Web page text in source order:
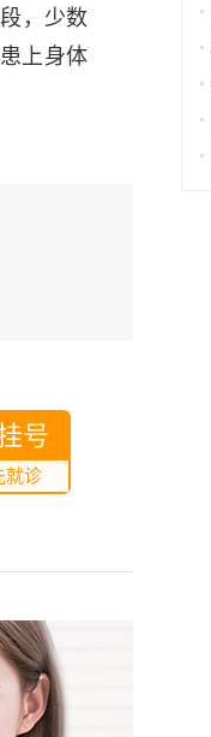
，少数
上身体
号
就诊